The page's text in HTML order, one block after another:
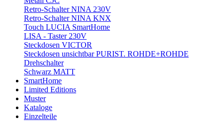
Retro-Schalter NINA 230V
Retro-Schalter NINA KNX
Touch LUCIA SmartHome
LISA - Taster 230V
Steckdosen VICTOR
Steckdosen unsichtbar PURIST. ROHDE+ROHDE
Drehschalter
Schwarz MATT
SmartHome
Limited Editions
Muster
Kataloge
Einzelteile